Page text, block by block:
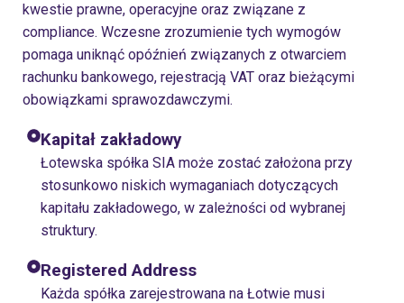
kwestie prawne, operacyjne oraz związane z
compliance. Wczesne zrozumienie tych wymogów
pomaga uniknąć opóźnień związanych z otwarciem
rachunku bankowego, rejestracją VAT oraz bieżącymi
obowiązkami sprawozdawczymi.
Kapitał zakładowy
Łotewska spółka SIA może zostać założona przy
stosunkowo niskich wymaganiach dotyczących
kapitału zakładowego, w zależności od wybranej
struktury.
Registered Address
Każda spółka zarejestrowana na Łotwie musi